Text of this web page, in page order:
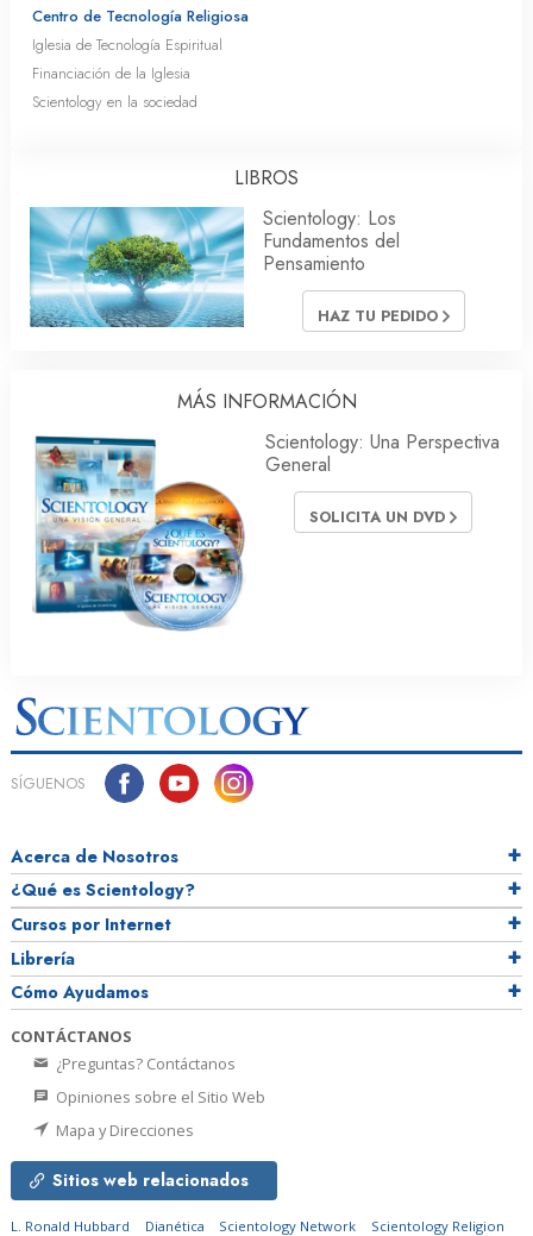
Centro de Tecnología Religiosa
Iglesia de Tecnología Espiritual
Financiación de la Iglesia
Scientology en la sociedad
LIBROS
Scientology: Los
Fundamentos del
Pensamiento
HAZ TU PEDIDO
MÁS INFORMACIÓN
Scientology: Una Perspectiva
General
SOLICITA UN DVD
SÍGUENOS
Acerca de Nosotros
¿Qué es Scientology?
Cursos por Internet
Librería
Cómo Ayudamos
CONTÁCTANOS
¿Preguntas? Contáctanos
Opiniones sobre el Sitio Web
Mapa y Direcciones
Sitios web relacionados
L. Ronald Hubbard Dianética Scientology Network Scientology Religion